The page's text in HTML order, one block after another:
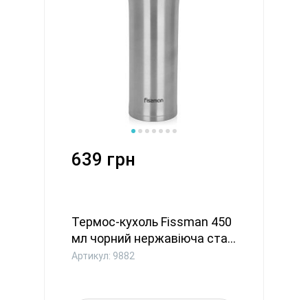
639 грн
Термос-кухоль Fissman 450
мл чорний нержавіюча ста...
Артикул: 9882